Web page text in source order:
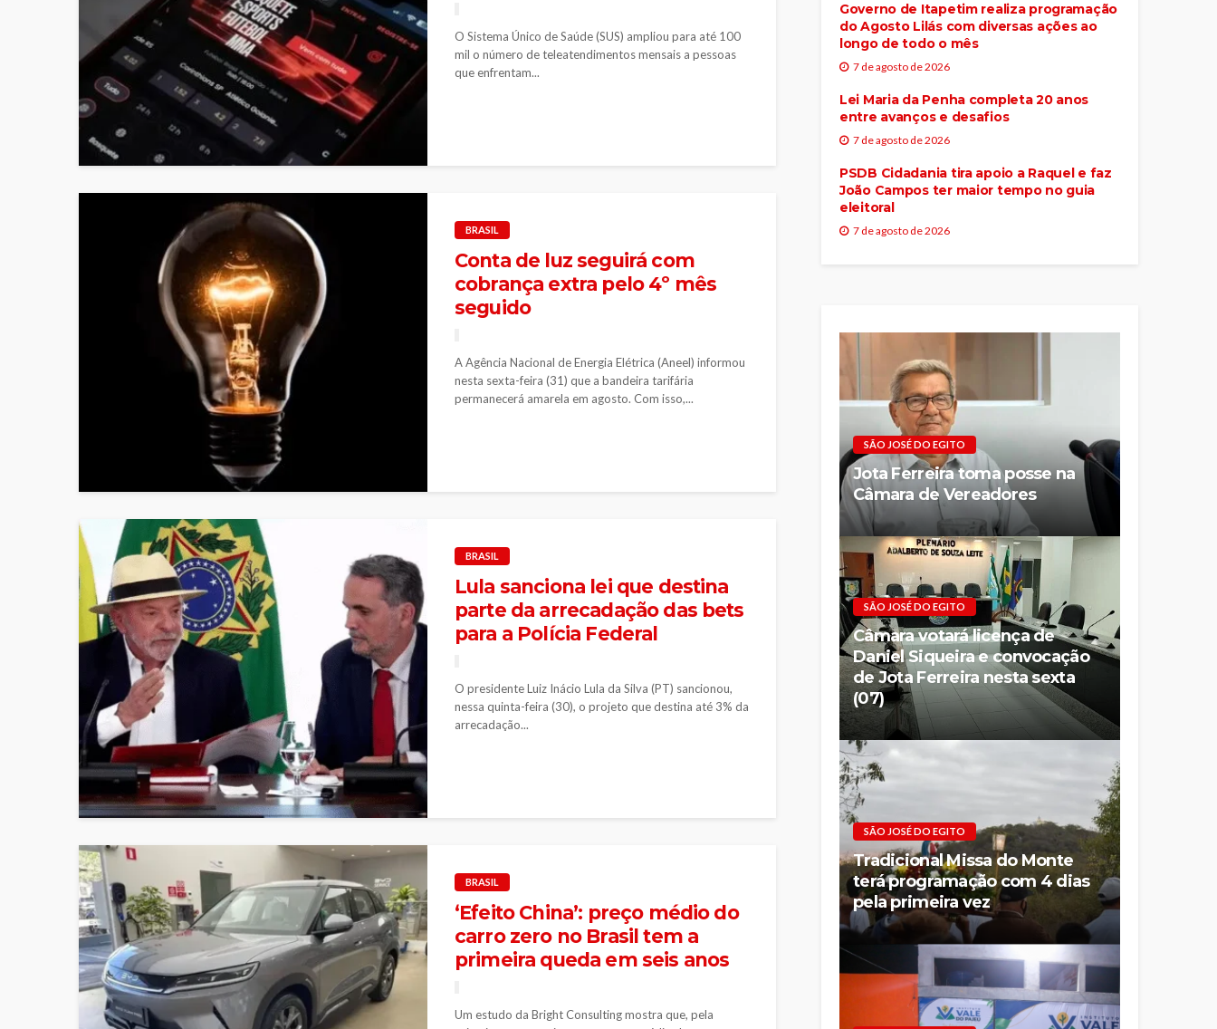
O Sistema Único de Saúde (SUS) ampliou para até 100
mil o número de teleatendimentos mensais a pessoas
que enfrentam...
BRASIL
Conta de luz seguirá com
cobrança extra pelo 4º mês
seguido
A Agência Nacional de Energia Elétrica (Aneel) informou
nesta sexta-feira (31) que a bandeira tarifária
permanecerá amarela em agosto. Com isso,...
BRASIL
Lula sanciona lei que destina
parte da arrecadação das bets
para a Polícia Federal
O presidente Luiz Inácio Lula da Silva (PT) sancionou,
nessa quinta-feira (30), o projeto que destina até 3% da
arrecadação...
BRASIL
‘Efeito China’: preço médio do
carro zero no Brasil tem a
primeira queda em seis anos
Um estudo da Bright Consulting mostra que, pela
Governo de Itapetim realiza programação
do Agosto Lilás com diversas ações ao
longo de todo o mês
7 de agosto de 2026
Lei Maria da Penha completa 20 anos
entre avanços e desafios
7 de agosto de 2026
PSDB Cidadania tira apoio a Raquel e faz
João Campos ter maior tempo no guia
eleitoral
7 de agosto de 2026
SÃO JOSÉ DO EGITO
Jota Ferreira toma posse na
Câmara de Vereadores
SÃO JOSÉ DO EGITO
Câmara votará licença de
Daniel Siqueira e convocação
de Jota Ferreira nesta sexta
(07)
SÃO JOSÉ DO EGITO
Tradicional Missa do Monte
terá programação com 4 dias
pela primeira vez